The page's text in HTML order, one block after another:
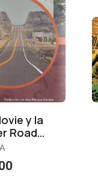
y la
Road
America